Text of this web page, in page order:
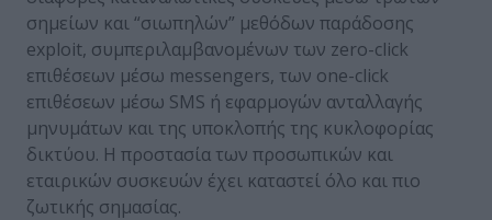
σημείων και “σιωπηλών” μεθόδων παράδοσης
exploit, συμπεριλαμβανομένων των zero-click
επιθέσεων μέσω messengers, των one-click
επιθέσεων μέσω SMS ή εφαρμογών ανταλλαγής
μηνυμάτων και της υποκλοπής της κυκλοφορίας
δικτύου. Η προστασία των προσωπικών και
εταιρικών συσκευών έχει καταστεί όλο και πιο
ζωτικής σημασίας.